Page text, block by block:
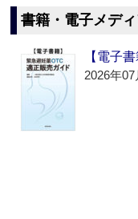
書籍・電子メデ
【電子
2026年